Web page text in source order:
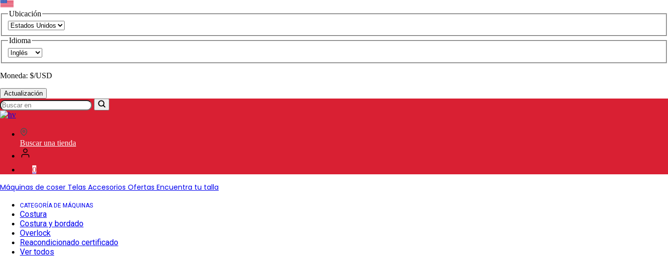
Ubicación
Idioma
Moneda: $/USD
Actualización
Buscar
en
SVP
Worldwide
Buscar una tienda
0
Máquinas de coser Telas Accesorios Ofertas Encuentra tu talla
CATEGORÍA DE MÁQUINAS
Costura
Costura y bordado
Overlock
Reacondicionado certificado
Ver todos